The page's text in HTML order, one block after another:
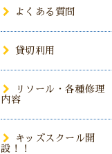
よくある質問
貸切利用
リソール・各種修理
内容
キッズスクール開
設！！